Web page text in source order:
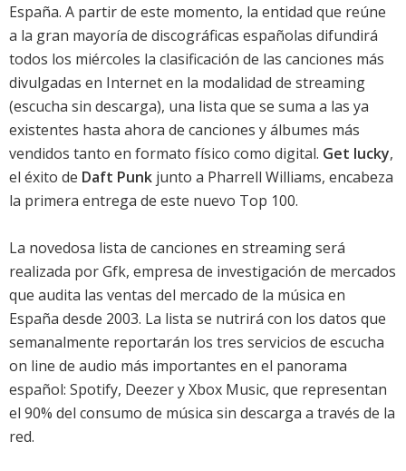
España. A partir de este momento, la entidad que reúne
a la gran mayoría de discográficas españolas difundirá
todos los miércoles la clasificación de las canciones más
divulgadas en Internet en la modalidad de streaming
(escucha sin descarga), una lista que se suma a las ya
existentes hasta ahora de canciones y álbumes más
vendidos tanto en formato físico como digital. Get lucky,
el éxito de Daft Punk junto a Pharrell Williams, encabeza
la primera entrega de este nuevo Top 100.
La novedosa lista de canciones en streaming será
realizada por Gfk, empresa de investigación de mercados
que audita las ventas del mercado de la música en
España desde 2003. La lista se nutrirá con los datos que
semanalmente reportarán los tres servicios de escucha
on line de audio más importantes en el panorama
español: Spotify, Deezer y Xbox Music, que representan
el 90% del consumo de música sin descarga a través de la
red.